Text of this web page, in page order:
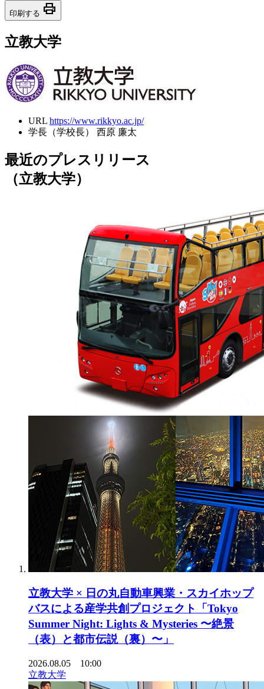
印刷する print
立教大学
URL https://www.rikkyo.ac.jp/
学長（学校長）
西原 廉太
最近のプレスリリース
（立教大学）
立教大学 × 日の丸自動車興業・スカイホップ
バスによる産学共創プロジェクト「Tokyo
Summer Night: Lights & Mysteries 〜絶景
（表）と都市伝説（裏）〜」
2026.08.05 10:00
立教大学